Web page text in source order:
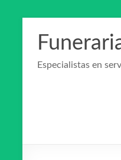
contenido
Especialistas en